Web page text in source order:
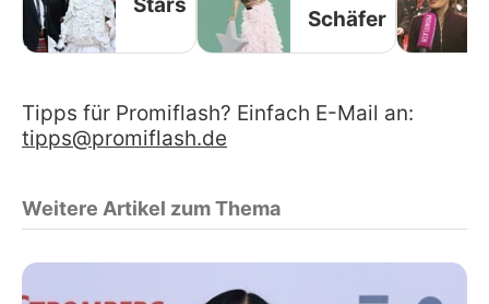
Stars
Schäfer
Tipps für Promiflash? Einfach E-Mail an:
tipps@promiflash.de
Weitere Artikel zum Thema